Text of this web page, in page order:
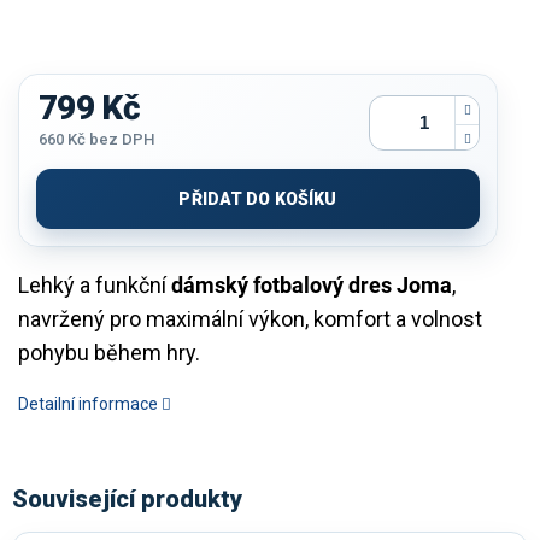
Lehký a funkčnídámský fotbalový dres Joma,
navržený pro maximální výkon, komfort a volnost
pohybu během hry.
Detailní informace
799 Kč
660 Kč bez DPH
cena:
PŘIDAT DO KOŠÍKU
Související produkty